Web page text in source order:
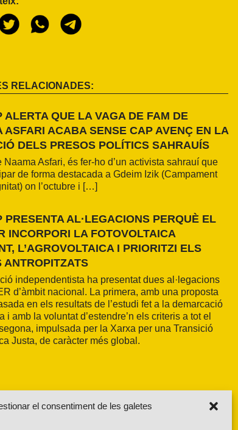
el consentiment de les galetes
RELACIONADES:
ALERTA QUE LA VAGA DE FAM DE
ASFARI ACABA SENSE CAP AVENÇ EN LA
DELS PRESOS POLÍTICS SAHRAUÍS
Naama Asfari, és fer-ho d’un activista sahrauí que
de forma destacada a Gdeim Izik (Campament
on l’octubre i […]
PRESENTA AL·LEGACIONS PERQUÈ EL
INCORPORI LA FOTOVOLTAICA
L’AGROVOLTAICA I PRIORITZI ELS
ANTROPITZATS
independentista ha presentat dues al·legacions
d’àmbit nacional. La primera, amb una proposta
en els resultats de l’estudi fet a la demarcació
i amb la voluntat d’estendre’n els criteris a tot el
impulsada per la Xarxa per una Transició
Justa, de caràcter més global.